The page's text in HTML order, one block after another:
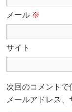
メール ※
サイト
次回のコメントで
メールアドレス、